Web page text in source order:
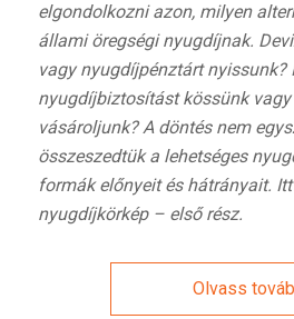
elgondolkozni azon, milyen
állami öregségi nyugdíjnak.
vagy nyugdíjpénztárt nyissunk?
nyugdíjbiztosítást kössünk
vásároljunk? A döntés nem
összeszedtük a lehetséges
formák előnyeit és hátrányait.
nyugdíjkörkép – első rész.
Olvass